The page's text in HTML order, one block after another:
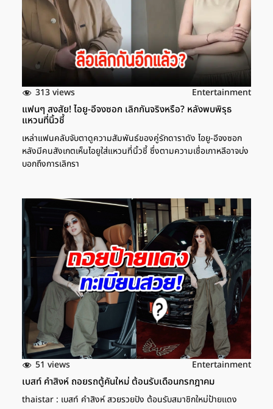
313 views Entertainment
แฟนๆ สงสัย! ไอยู-อีจงซอก เลิกกันจริงหรือ? หลังพบพิรุธ
แหวนที่นิ้วชี้
เหล่าแฟนคลับจับตาดูความสัมพันธ์ของคู่รักดาราดัง ไอยู-อีจงซอก
หลังมีคนสังเกตเห็นไอยูใส่แหวนที่นิ้วชี้ ซึ่งตามความเชื่อเกาหลีอาจบ่ง
บอกถึงการเลิกรา
51 views Entertainment
เบสท์ คำสิงห์ ถอยรถตู้คันใหม่ ต้อนรับเดือนกรกฎาคม
thaistar : เบสท์ คำสิงห์ สวยรวยปัง ต้อนรับสมาชิกใหม่ป้ายเเดง